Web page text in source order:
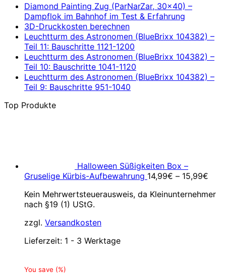
Diamond Painting Zug (ParNarZar, 30×40) –
Dampflok im Bahnhof im Test & Erfahrung
3D-Druckkosten berechnen
Leuchtturm des Astronomen (BlueBrixx 104382) –
Teil 11: Bauschritte 1121-1200
Leuchtturm des Astronomen (BlueBrixx 104382) –
Teil 10: Bauschritte 1041-1120
Leuchtturm des Astronomen (BlueBrixx 104382) –
Teil 9: Bauschritte 951-1040
Top Produkte
Halloween Süßigkeiten Box –
Gruselige Kürbis-Aufbewahrung 14,99€ – 15,99€
Kein Mehrwertsteuerausweis, da Kleinunternehmer
nach §19 (1) UStG.
zzgl. Versandkosten
Lieferzeit: 1 - 3 Werktage
You save (%)